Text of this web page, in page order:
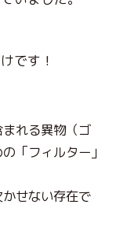
です！
れる異物（ゴ
「フィルター」
せない存在で